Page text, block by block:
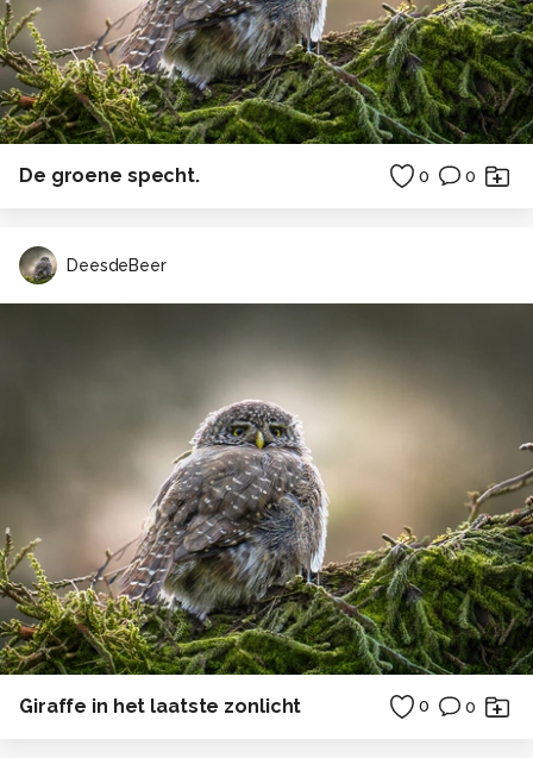
De groene specht. 0 0
DeesdeBeer
Giraffe in het laatste zonlicht 0 0